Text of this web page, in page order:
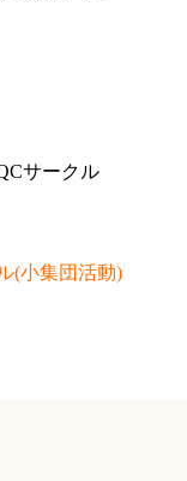
サークル
(小集団活動)